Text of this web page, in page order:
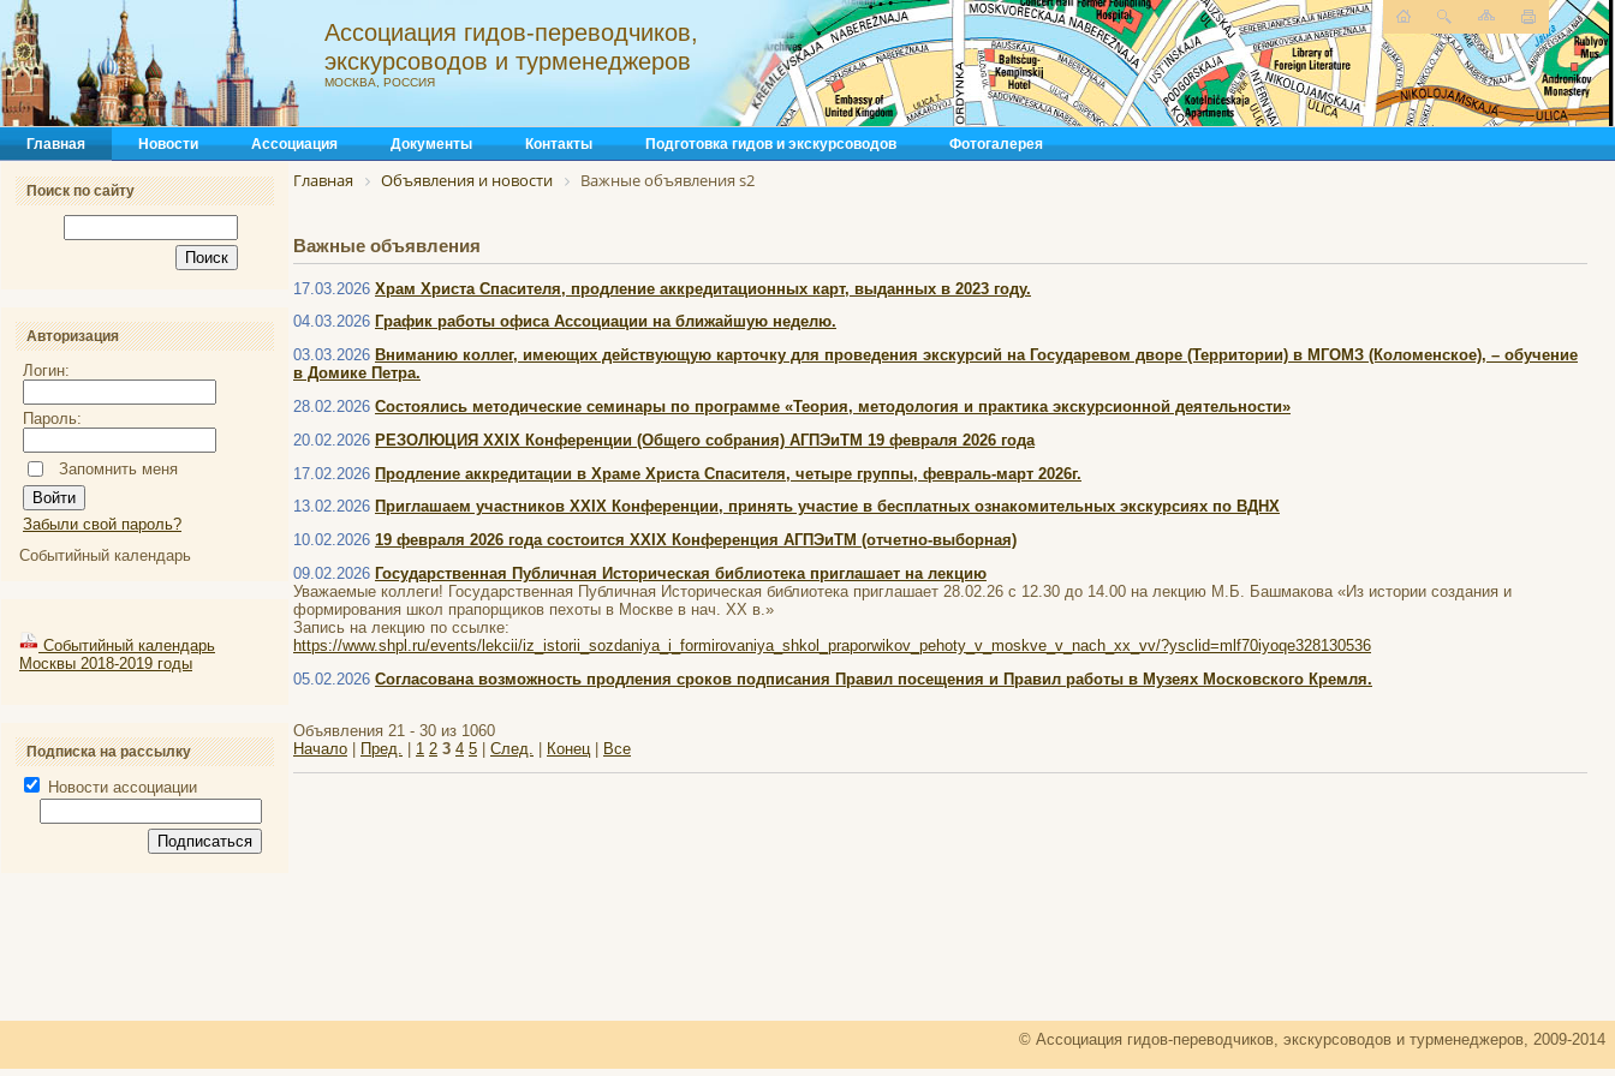
Ассоциация гидов-переводчиков,
экскурсоводов и турменеджеров
МОСКВА, РОССИЯ
Главная Новости Ассоциация Документы Контакты Подготовка гидов и экскурсоводов Фотогалерея
Поиск по сайту
Авторизация
Логин:
Пароль:
Запомнить меня
Забыли свой пароль?
Событийный календарь
Событийный календарь
Москвы 2018-2019 годы
Подписка на рассылку
Новости ассоциации
Главная Объявления и новости Важные объявления s2
Важные объявления
17.03.2026 Храм Христа Спасителя, продление аккредитационных карт, выданных в 2023 году.
04.03.2026 График работы офиса Ассоциации на ближайшую неделю.
03.03.2026 Вниманию коллег, имеющих действующую карточку для проведения экскурсий на Государевом дворе (Территории) в МГОМЗ (Коломенское), – обучение
в Домике Петра.
28.02.2026 Состоялись методические семинары по программе «Теория, методология и практика экскурсионной деятельности»
20.02.2026 РЕЗОЛЮЦИЯ XXIX Конференции (Общего собрания) АГПЭиТМ 19 февраля 2026 года
17.02.2026 Продление аккредитации в Храме Христа Спасителя, четыре группы, февраль-март 2026г.
13.02.2026 Приглашаем участников XXIX Конференции, принять участие в бесплатных ознакомительных экскурсиях по ВДНХ
10.02.2026 19 февраля 2026 года состоится XXIX Конференция АГПЭиТМ (отчетно-выборная)
09.02.2026 Государственная Публичная Историческая библиотека приглашает на лекцию
Уважаемые коллеги! Государственная Публичная Историческая библиотека приглашает 28.02.26 с 12.30 до 14.00 на лекцию М.Б. Башмакова «Из истории создания и
формирования школ прапорщиков пехоты в Москве в нач. XX в.»
Запись на лекцию по ссылке:
https://www.shpl.ru/events/lekcii/iz_istorii_sozdaniya_i_formirovaniya_shkol_praporwikov_pehoty_v_moskve_v_nach_xx_vv/?ysclid=mlf70iyoqe328130536
05.02.2026 Согласована возможность продления сроков подписания Правил посещения и Правил работы в Музеях Московского Кремля.
Объявления 21 - 30 из 1060
Начало | Пред. | 1 2 3 4 5 | След. | Конец | Все
© Ассоциация гидов-переводчиков, экскурсоводов и турменеджеров, 2009-2014